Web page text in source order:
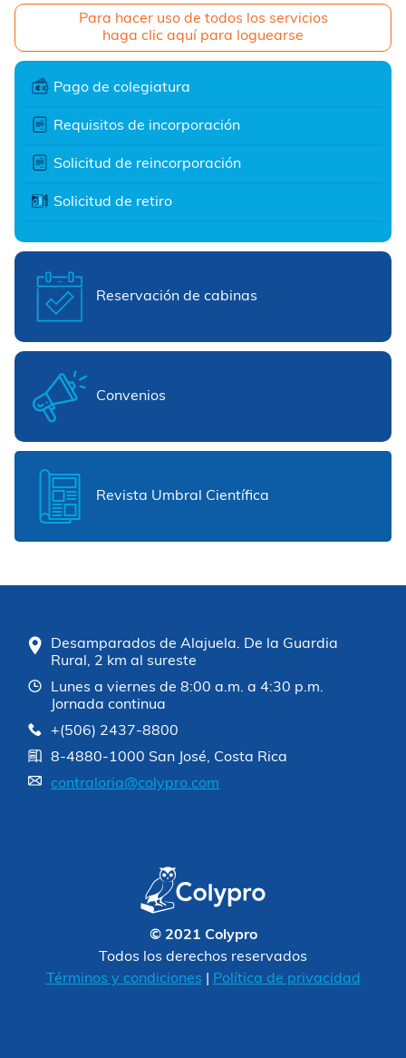
Para hacer uso de todos los servicios
haga clic aquí para loguearse
Pago de colegiatura
Requisitos de incorporación
Solicitud de reincorporación
Solicitud de retiro
Reservación de cabinas
Convenios
Revista Umbral Científica
Desamparados de Alajuela. De la Guardia
Rural, 2 km al sureste
Lunes a viernes de 8:00 a.m. a 4:30 p.m.
Jornada continua
+(506) 2437-8800
8-4880-1000 San José, Costa Rica
contraloria@colypro.com
© 2021 Colypro
Todos los derechos reservados
Términos y condiciones
Política de privacidad